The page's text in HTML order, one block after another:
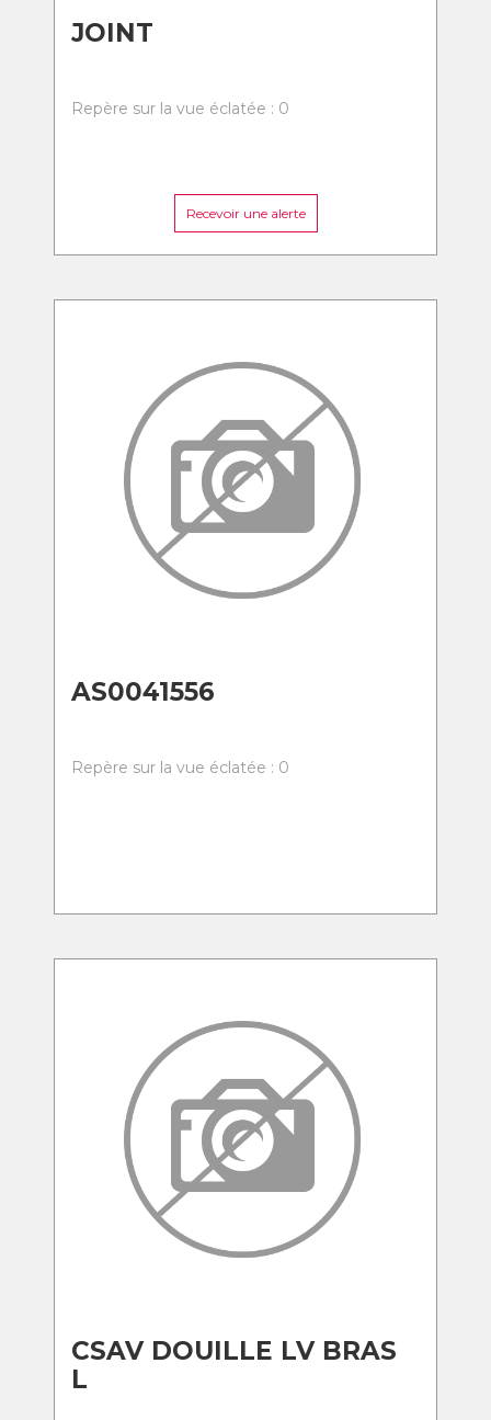
JOINT
Repère sur la vue éclatée : 0
Recevoir une alerte
AS0041556
Repère sur la vue éclatée : 0
CSAV DOUILLE LV BRAS
L